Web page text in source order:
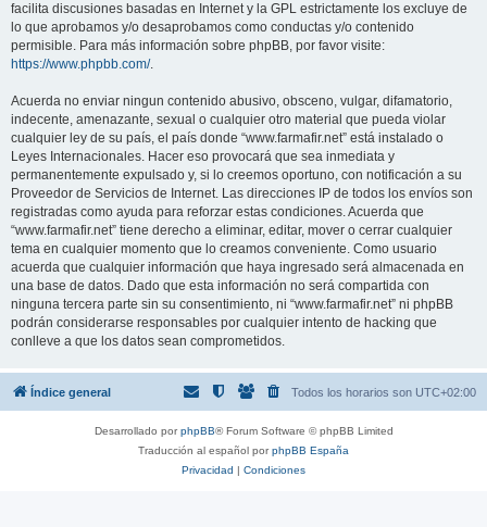
facilita discusiones basadas en Internet y la GPL estrictamente los excluye de
lo que aprobamos y/o desaprobamos como conductas y/o contenido
permisible. Para más información sobre phpBB, por favor visite:
https://www.phpbb.com/.
Acuerda no enviar ningun contenido abusivo, obsceno, vulgar, difamatorio,
indecente, amenazante, sexual o cualquier otro material que pueda violar
cualquier ley de su país, el país donde “www.farmafir.net” está instalado o
Leyes Internacionales. Hacer eso provocará que sea inmediata y
permanentemente expulsado y, si lo creemos oportuno, con notificación a su
Proveedor de Servicios de Internet. Las direcciones IP de todos los envíos son
registradas como ayuda para reforzar estas condiciones. Acuerda que
“www.farmafir.net” tiene derecho a eliminar, editar, mover o cerrar cualquier
tema en cualquier momento que lo creamos conveniente. Como usuario
acuerda que cualquier información que haya ingresado será almacenada en
una base de datos. Dado que esta información no será compartida con
ninguna tercera parte sin su consentimiento, ni “www.farmafir.net” ni phpBB
podrán considerarse responsables por cualquier intento de hacking que
conlleve a que los datos sean comprometidos.
Índice general Todos los horarios son UTC+02:00
Desarrollado porphpBB® Forum Software © phpBB Limited
Traducción al español porphpBB España
Privacidad | Condiciones